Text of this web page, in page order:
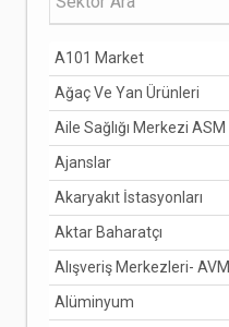
A101 Market
Ağaç Ve Yan Ürünleri
Aile Sağlığı Merkezi ASM
Ajanslar
Akaryakıt İstasyonları
Aktar Baharatçı
Alışveriş Merkezleri- AVM
Alüminyum